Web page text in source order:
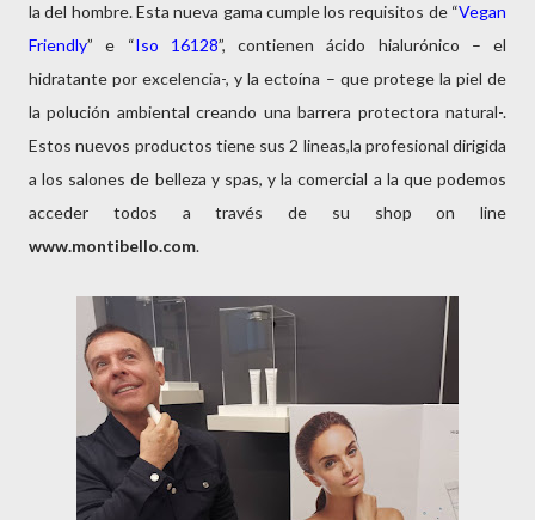
la del hombre. Esta nueva gama cumple los requisitos de “Vegan
Friendly” e “Iso 16128”, contienen ácido hialurónico – el
hidratante por excelencia-, y la ectoína – que protege la piel de
la polución ambiental creando una barrera protectora natural-.
Estos nuevos productos tiene sus 2 lineas,la profesional dirigida
a los salones de belleza y spas, y la comercial a la que podemos
acceder todos a través de su shop on line
www.montibello.com.